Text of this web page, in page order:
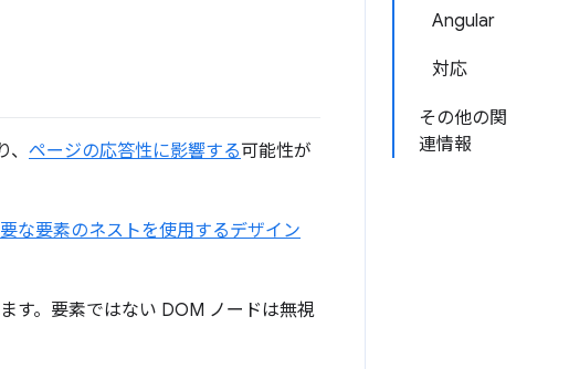
Angular
対応
その他の関
連情報
ページの応答性に影響する可能性が
な要素のネストを使用するデザイン
す。要素ではない DOM ノードは無視